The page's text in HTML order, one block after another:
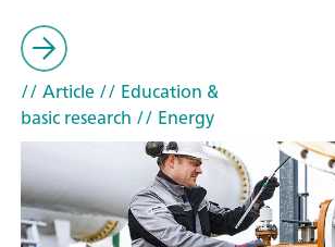
// Article// Education &
basic research // Energy